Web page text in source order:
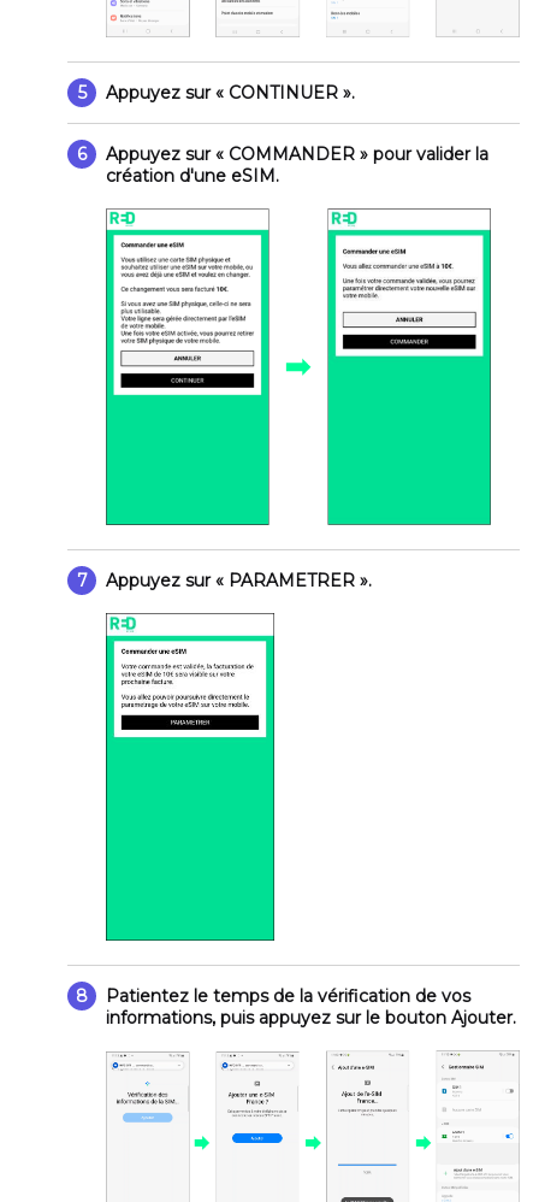
5 Appuyez sur« CONTINUER ».
6 Appuyez sur« COMMANDER » pour valider la
création d'une eSIM.
7 Appuyez sur« PARAMETRER ».
8
Patientez le temps de la vérification de vos
informations, puis appuyez sur le bouton Ajouter.